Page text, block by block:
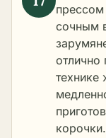
прессом
сочным
отлично